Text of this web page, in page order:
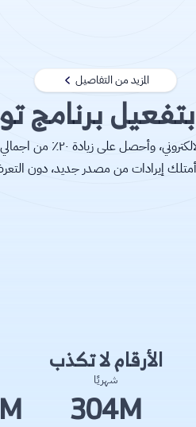
المزيد من التفاصيل
برنامج
لكل الناشرين، امتلك مصدر
إيرادات من مصدر جديد، دون
الأرقام لا تكذب
شهريًا
304M